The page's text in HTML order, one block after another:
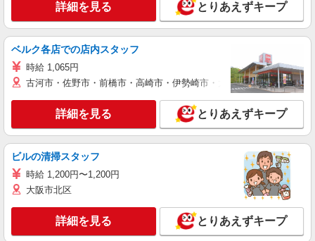
詳細を見る とりあえずキープ
ベルク各店での店内スタッフ
時給 1,065円
古河市・佐野市・前橋市・高崎市・伊勢崎市・太田市・館林市・藤
詳細を見る とりあえずキープ
ビルの清掃スタッフ
時給 1,200円〜1,200円
大阪市北区
詳細を見る とりあえずキープ